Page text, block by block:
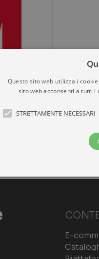
E-
Questo sito web utilizza i
sito web acconsenti a tutti i
STRETTAMENTE NECESSARI
necessari consentono le
essere utilizzato correttamente senza
PROVIDER /